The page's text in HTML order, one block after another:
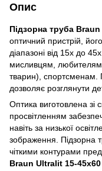
Опис
Підзорна труба
оптичний пристрій,
діапазоні від 15x до
мисливцям, любителям
тварин), спортсменам.
дозволяє розглянути
Оптика виготовлена зі
просвітленням
навіть за низької
зображення. Підзорна
чіткими контурами
Braun Ultralit 15-45х60